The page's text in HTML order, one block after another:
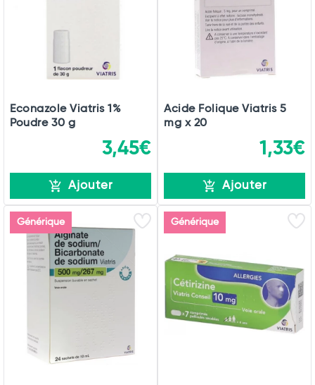
Econazole Viatris 1%
Poudre 30 g
3,45€
Ajouter
Acide Folique Viatris 5
mg x 20
1,33€
Ajouter
Générique Générique